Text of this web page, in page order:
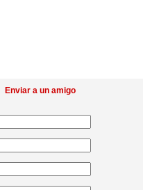
Enviar a un amigo